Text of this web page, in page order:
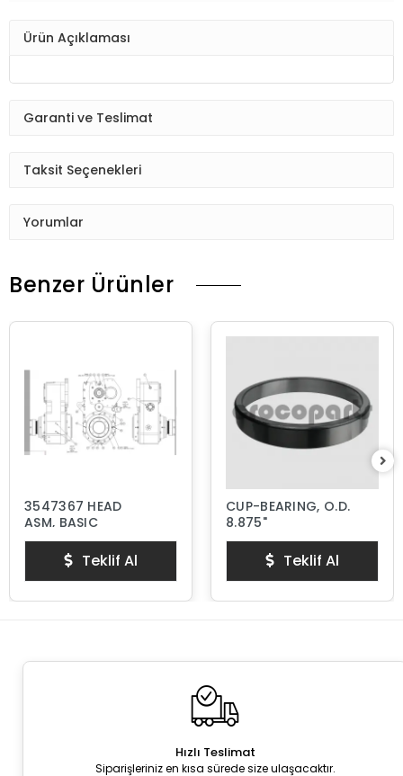
Ürün Açıklaması
Garanti ve Teslimat
Taksit Seçenekleri
Yorumlar
Benzer Ürünler
3547367 HEAD
ASM, BASIC
Teklif Al
CUP-BEARING, O.D.
8.875"
Teklif Al
Hızlı Teslimat
Siparişleriniz en kısa sürede size ulaşacaktır.